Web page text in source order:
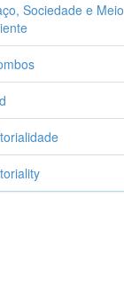
Sociedade e Meio